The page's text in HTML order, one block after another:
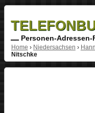
Personen-Adressen-
Home › Niedersachsen ›
Nitschke